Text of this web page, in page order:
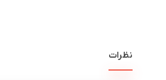
نظرات